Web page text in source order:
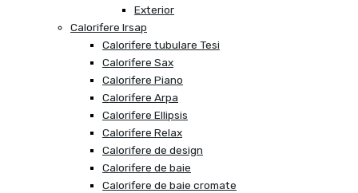
Exterior
Calorifere Irsap
Calorifere tubulare Tesi
Calorifere Sax
Calorifere Piano
Calorifere Arpa
Calorifere Ellipsis
Calorifere Relax
Calorifere de design
Calorifere de baie
Calorifere de baie cromate